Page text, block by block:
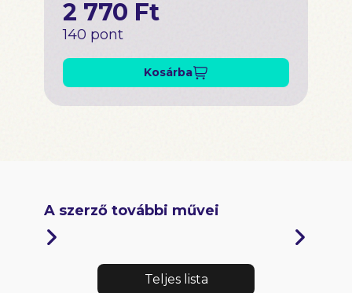
2 770 Ft
140 pont
Kosárba
A szerző további művei
Teljes lista